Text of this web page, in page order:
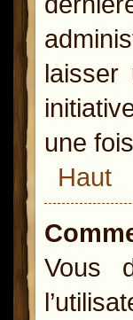
laisser
une
Haut
Vous